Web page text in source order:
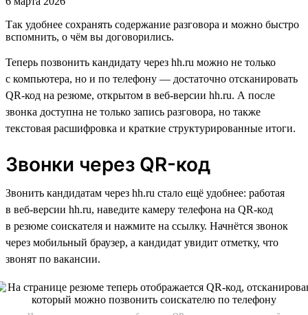
Так удобнее сохранять содержание разговора и можно быстро
вспомнить, о чём вы договорились.
Теперь позвонить кандидату через hh.ru можно не только
с компьютера, но и по телефону — достаточно отсканировать
QR-код на резюме, открытом в веб-версии hh.ru. А после
звонка доступна не только запись разговора, но также
текстовая расшифровка и краткие структурированные итоги.
Звонки через QR-код
Звонить кандидатам через hh.ru стало ещё удобнее: работая
в веб-версии hh.ru, наведите камеру телефона на QR-код
в резюме соискателя и нажмите на ссылку. Начнётся звонок
через мобильный браузер, а кандидат увидит отметку, что
звонят по вакансии.